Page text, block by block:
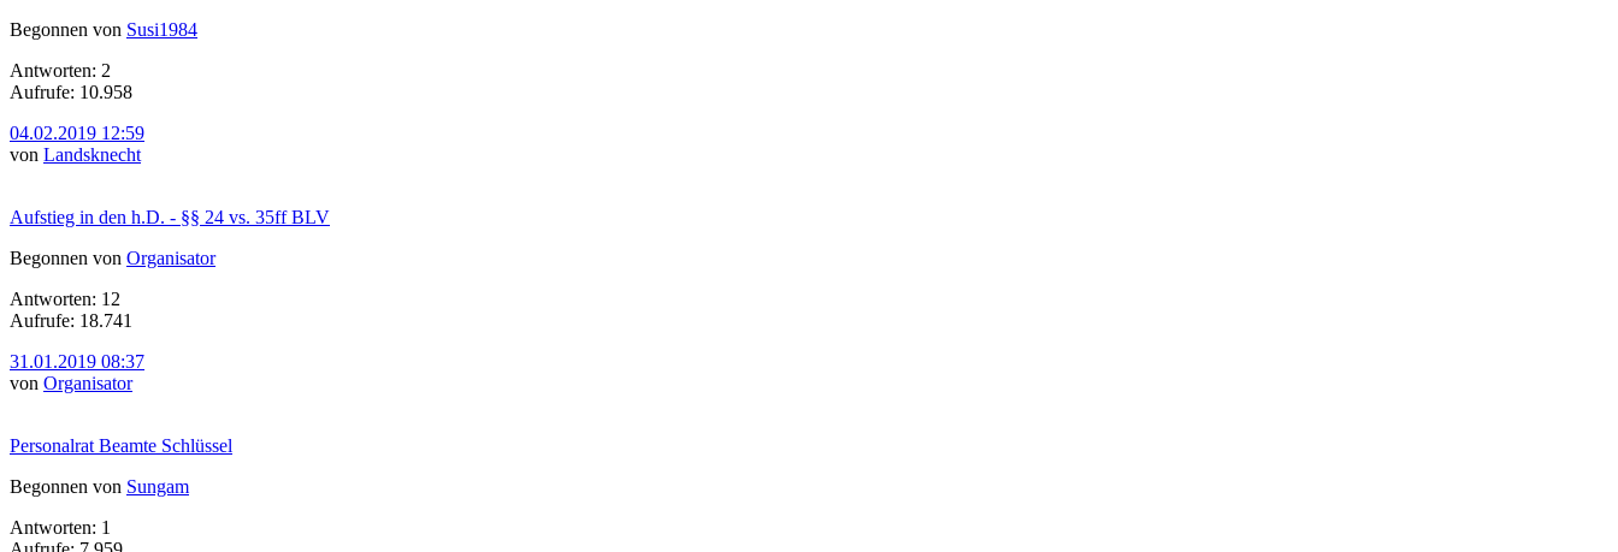
Begonnen von Susi1984
Antworten: 2
Aufrufe: 10.958
04.02.2019 12:59
von Landsknecht
Aufstieg in den h.D. - §§ 24 vs. 35ff BLV
Begonnen von Organisator
Antworten: 12
Aufrufe: 18.741
31.01.2019 08:37
von Organisator
Personalrat Beamte Schlüssel
Begonnen von Sungam
Antworten: 1